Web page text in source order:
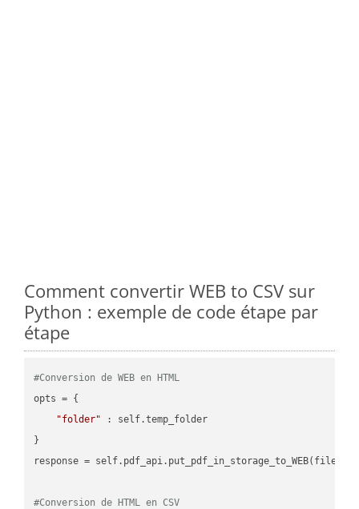
Comment convertir WEB to CSV sur
Python : exemple de code étape par
étape
#Conversion de WEB en HTML
opts = {
"folder" : self.temp_folder
}
response =
#Conversion de HTML en CSV